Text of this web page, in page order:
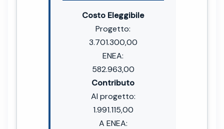
Costo Eleggibile
Progetto:
3.701.300,00
ENEA:
582.963,00
Contributo
Al progetto:
1.991.115,00
A ENEA: